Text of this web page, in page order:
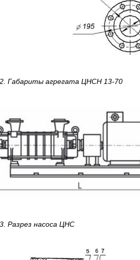
Габариты агрегата ЦНСН 13-70
Разрез насоса ЦНС